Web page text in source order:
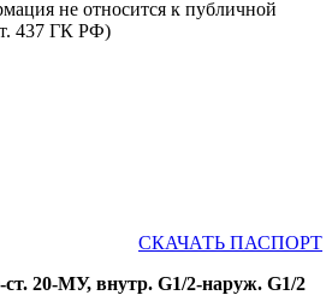
не относится к публичной
437 ГК РФ)
СКАЧАТЬ ПАСПОРТ
20-МУ, внутр. G1/2-наруж. G1/2